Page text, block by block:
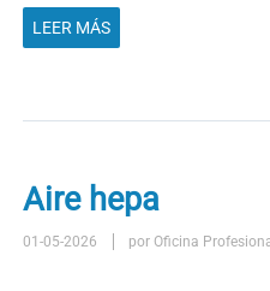
LEER MÁS
Aire hepa
01-05-2026 por Oficina